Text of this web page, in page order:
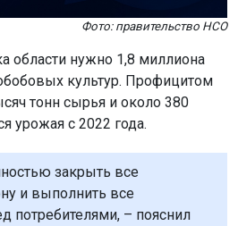
Фото: правительство НСО
области нужно 1,8 миллиона
культур. Профицитом
тонн сырья и около 380
урожая с 2022 года.
закрыть все
и выполнить все
потребителями, – пояснил